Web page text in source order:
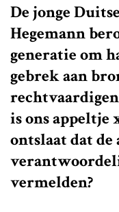
De jonge
Hegemann
generatie om
gebrek aan
is ons appeltje
ontslaat dat
vermelden?